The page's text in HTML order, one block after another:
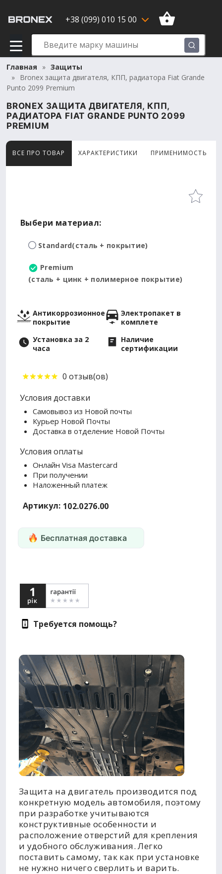
+38 (099) 010 15 00
Главная
Защиты
Bronex защита двигателя, КПП, радиатора Fiat Grande
Punto 2099 Premium
BRONEX ЗАЩИТА ДВИГАТЕЛЯ, КПП,
РАДИАТОРА FIAT GRANDE PUNTO 2099
PREMIUM
ВСЕ ПРО ТОВАР ХАРАКТЕРИСТИКИ ПРИМЕНИМОСТЬ
Товар просматривают сейчас 11 человек
Выбери материал:
Standard(сталь + покрытие)
Premium
(сталь + цинк + полимерное покрытие)
Антикоррозионное
покрытие
Электропакет в
комплете
Установка за 2
часа
Наличие
сертификации
0 отзыв(ов)
Условия доставки
Самовывоз из Новой почты
Курьер Новой Почты
Доставка в отделение Новой Почты
Условия оплаты
Онлайн Visa Mastercard
При получении
Наложенный платеж
Артикул: 102.0276.00
Бесплатная доставка
Требуется помощь?
Защита на двигатель производится под
конкретную модель автомобиля, поэтому
при разработке учитываются
конструктивные особенности и
расположение отверстий для крепления
и удобного обслуживания. Легко
поставить самому, так как при установке
не нужно ничего сверлить и варить.